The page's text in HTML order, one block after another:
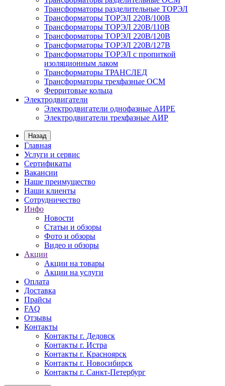
Трансформаторы разделительные ТОРЭЛ
Трансформаторы ТОРЭЛ 220В/100В
Трансформаторы ТОРЭЛ 220В/110В
Трансформаторы ТОРЭЛ 220В/120В
Трансформаторы ТОРЭЛ 220В/127В
Трансформаторы ТОРЭЛ с пропиткой
изоляционным лаком
Трансформаторы ТРАНСЛЕД
Трансформаторы трехфазные ОСМ
Ферритовые кольца
Электродвигатели
Электродвигатели однофазные АИРЕ
Электродвигатели трехфазные АИР
Назад
Главная
Услуги и сервис
Сертификаты
Вакансии
Наше преимущество
Наши клиенты
Сотрудничество
Инфо
Новости
Статьи и обзоры
Фото и обзоры
Видео и обзоры
Акции
Акции на товары
Акции на услуги
Оплата
Доставка
Прайсы
FAQ
Отзывы
Контакты
Контакты г. Дедовск
Контакты г. Истра
Контакты г. Красноярск
Контакты г. Новосибирск
Контакты г. Санкт-Петербург